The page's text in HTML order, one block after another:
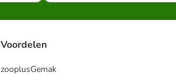
Voordelen
zooplusGemak